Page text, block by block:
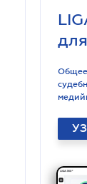
Общее